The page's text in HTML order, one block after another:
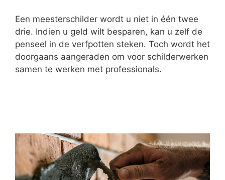
Een meesterschilder wordt u niet in één twee
drie. Indien u geld wilt besparen, kan u zelf de
penseel in de verfpotten steken. Toch wordt het
doorgaans aangeraden om voor schilderwerken
samen te werken met professionals.